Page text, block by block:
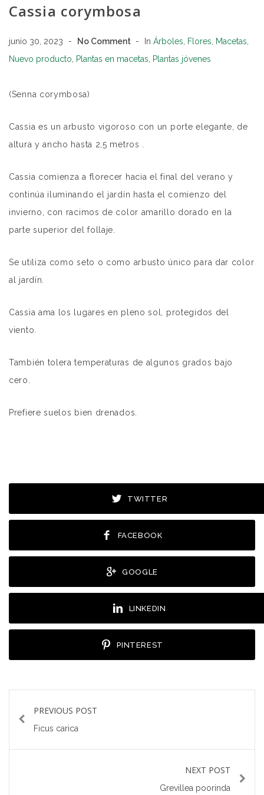
Cassia corymbosa
junio 30, 2023 No Comment In Árboles Flores Macetas
Nuevo producto Plantas en macetas Plantas jóvenes
(Senna corymbosa)
Cassia es un arbusto vigoroso con un porte elegante, de
altura y ancho hasta 2,5 metros .
Cassia comienza a florecer hacia el final del verano y
continúa iluminando el jardín hasta el comienzo del
invierno, con racimos de color amarillo dorado en la
parte superior del follaje.
Se utiliza como seto o como arbusto único para dar color
al jardín.
Cassia ama los lugares en pleno sol, protegidos del
viento.
También tolera temperaturas de algunos grados bajo
cero.
Prefiere suelos bien drenados.
TWITTER
FACEBOOK
GOOGLE
LINKEDIN
PINTEREST
PREVIOUS POST
Ficus carica
NEXT POST
Grevillea poorinda